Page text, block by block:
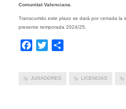
Comunitat Valenciana.
Transcurrido este plazo se dará por cerrada la
presente temporada 2024/25.
Facebook
Twitter
JUGADORES LICENCIAS